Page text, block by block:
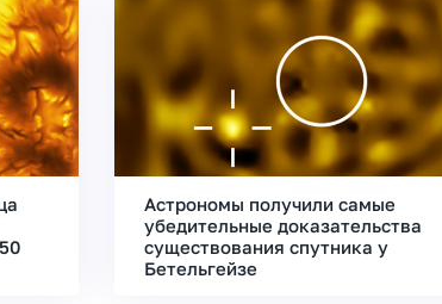
Астрономы получили самые
убедительные доказательства
существования спутника у
Бетельгейзе